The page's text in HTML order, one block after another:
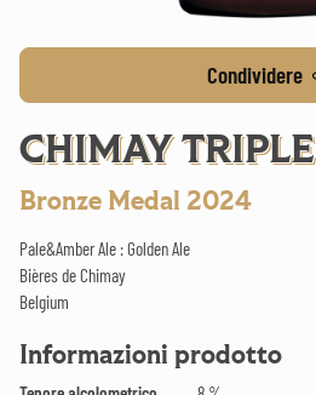
Condividere
CHIMAY TRIPLE
Bronze Medal 2024
Pale&Amber Ale : Golden Ale
Bières de Chimay
Belgium
Informazioni prodotto